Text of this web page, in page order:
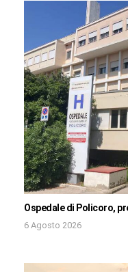
Ospedale di Policoro,
6 Agosto 2026